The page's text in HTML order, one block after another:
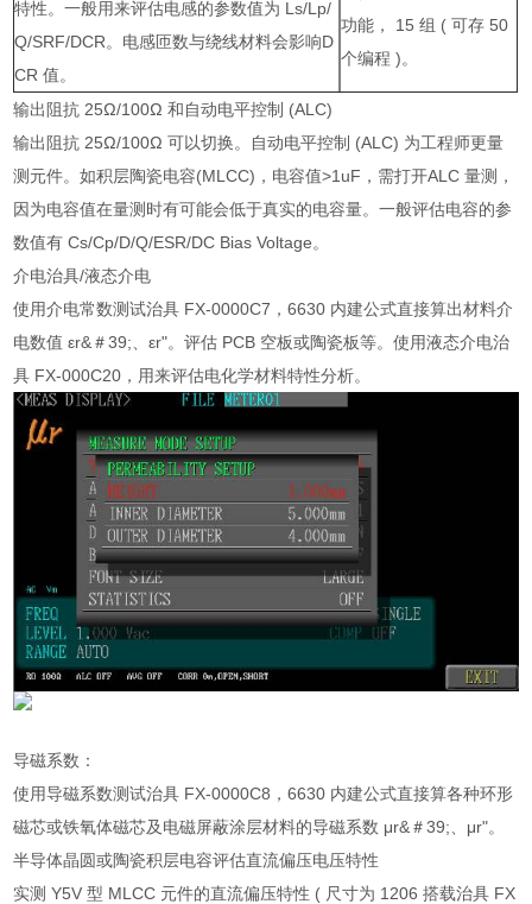
特性。一般用来评估电感的参数值为 Ls/Lp/
Q/SRF/DCR。电感匝数与绕线材料会影响D
CR 值。
功能， 15 组 ( 可存 50
个编程 )。
输出阻抗 25Ω/100Ω 和自动电平控制 (ALC)
输出阻抗 25Ω/100Ω 可以切换。自动电平控制 (ALC) 为工程师更量
测元件。如积层陶瓷电容(MLCC)，电容值>1uF，需打开ALC 量测，
因为电容值在量测时有可能会低于真实的电容量。一般评估电容的参
数值有 Cs/Cp/D/Q/ESR/DC Bias Voltage。
介电治具/液态介电
使用介电常数测试治具 FX-0000C7，6630 内建公式直接算出材料介
电数值 εr&＃39;、εr"。评估 PCB 空板或陶瓷板等。使用液态介电治
具 FX-000C20，用来评估电化学材料特性分析。
导磁系数：
使用导磁系数测试治具 FX-0000C8，6630 内建公式直接算各种环形
磁芯或铁氧体磁芯及电磁屏蔽涂层材料的导磁系数 μr&＃39;、μr"。
半导体晶圆或陶瓷积层电容评估直流偏压电压特性
实测 Y5V 型 MLCC 元件的直流偏压特性 ( 尺寸为 1206 搭载治具 FX